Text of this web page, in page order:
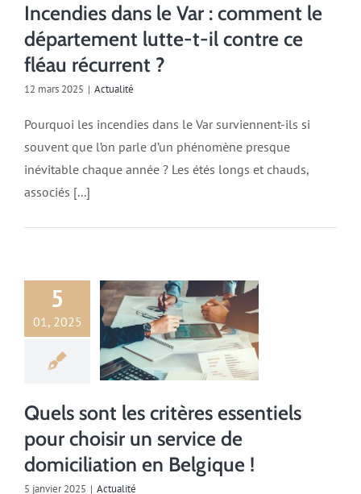
Incendies dans le Var : comment le
département lutte-t-il contre ce
fléau récurrent ?
12 mars 2025 | Actualité
Pourquoi les incendies dans le Var surviennent-ils si
souvent que l’on parle d’un phénomène presque
inévitable chaque année ? Les étés longs et chauds,
associés [...]
5
01, 2025
Quels sont les critères essentiels
pour choisir un service de
domiciliation en Belgique !
5 janvier 2025 | Actualité